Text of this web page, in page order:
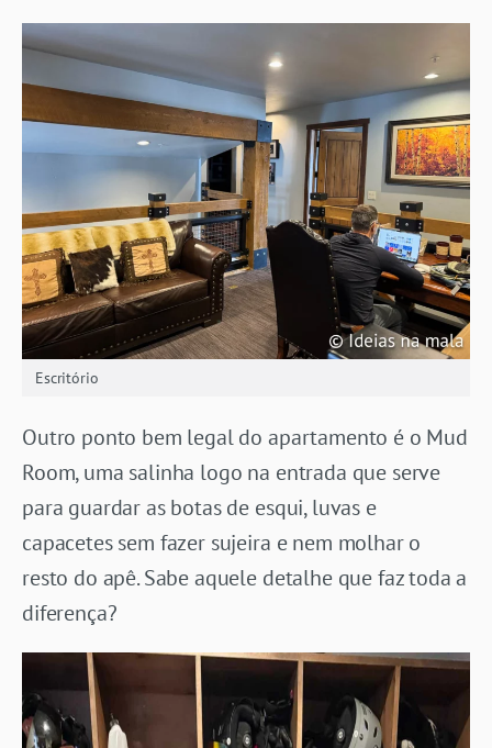
Escritório
Outro ponto bem legal do apartamento é o Mud
Room, uma salinha logo na entrada que serve
para guardar as botas de esqui, luvas e
capacetes sem fazer sujeira e nem molhar o
resto do apê. Sabe aquele detalhe que faz toda a
diferença?